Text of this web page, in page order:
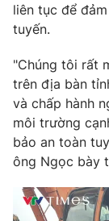
® Cấm sao chép
thuận bằng văn
thông tin từ
liên tục để
tuyến.
"Chúng tôi rất
trên địa bàn
và chấp hành
môi trường
bảo an toàn
ông Ngọc bày